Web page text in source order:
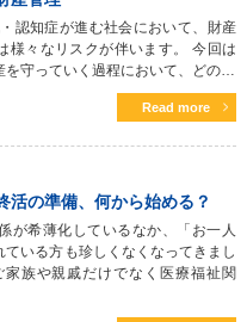
認知症が進む社会において、財産
様々なリスクが伴います。 今回は
を守っていく過程において、どの…
Read more
活の準備、何から始める？
が希薄化しているなか、「お一人
ている方も珍しくなくなってきまし
族や親戚だけでなく医療福祉関